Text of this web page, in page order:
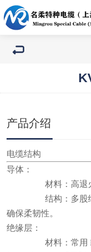
产品介绍
电缆结构
导体：
材料：高退火
结构：多股细铜
确保柔韧性。
绝缘层：
材料：常用